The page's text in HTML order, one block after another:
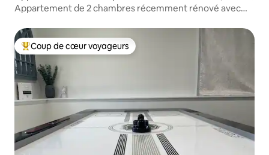
Appartement de 2 chambres récemment rénové avec
Coup de cœur voyageurs parmi les plus aimés
Coup de cœur voyageurs